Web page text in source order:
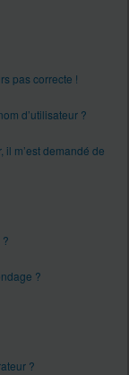
pas correcte !
d’utilisateur ?
m’est demandé de
?
?